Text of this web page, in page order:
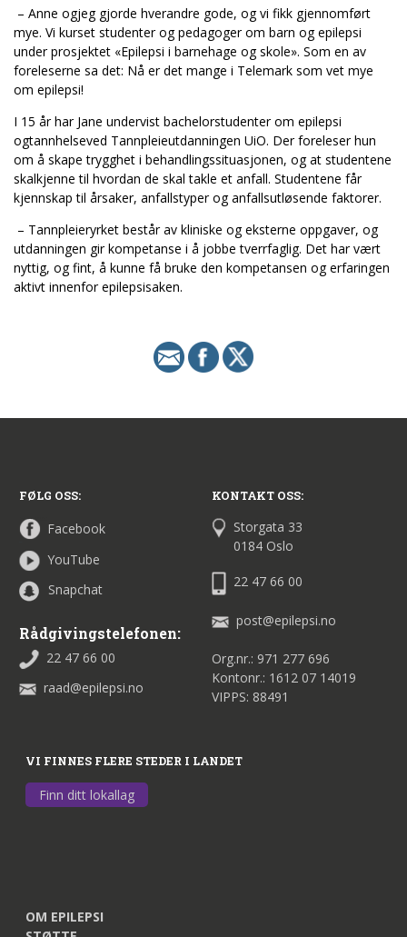
– Anne ogjeg gjorde hverandre gode, og vi fikk gjennomført
mye. Vi kurset studenter og pedagoger om barn og epilepsi
under prosjektet «Epilepsi i barnehage og skole». Som en av
foreleserne sa det: Nå er det mange i Telemark som vet mye
om epilepsi!
I 15 år har Jane undervist bachelorstudenter om epilepsi
ogtannhelseved Tannpleieutdanningen UiO. Der foreleser hun
om å skape trygghet i behandlingssituasjonen, og at studentene
skalkjenne til hvordan de skal takle et anfall. Studentene får
kjennskap til årsaker, anfallstyper og anfallsutløsende faktorer.
– Tannpleieryrket består av kliniske og eksterne oppgaver, og
utdanningen gir kompetanse i å jobbe tverrfaglig. Det har vært
nyttig, og fint, å kunne få bruke den kompetansen og erfaringen
aktivt innenfor epilepsisaken.
FØLG OSS:
Facebook
YouTube
Snapchat
Rådgivingstelefonen:
22 47 66 00
raad@epilepsi.no
KONTAKT OSS:
Storgata 33
0184 Oslo
22 47 66 00
post@epilepsi.no
Org.nr.: 971 277 696
Kontonr.: 1612 07 14019
VIPPS: 88491
VI FINNES FLERE STEDER I LANDET
Finn ditt lokallag
OM EPILEPSI